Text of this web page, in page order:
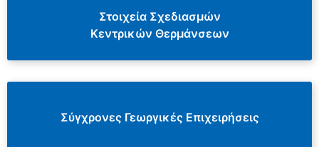
Στοιχεία Σχεδιασμών
Κεντρικών Θερμάνσεων
Σύγχρονες Γεωργικές Επιχειρήσεις